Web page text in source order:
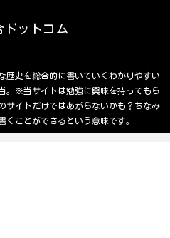
ドットコム
歴史を総合的に書いていくわかりやすい
。※当サイトは勉強に興味を持ってもら
サイトだけではあがらないかも？ちなみ
くことができるという意味です。